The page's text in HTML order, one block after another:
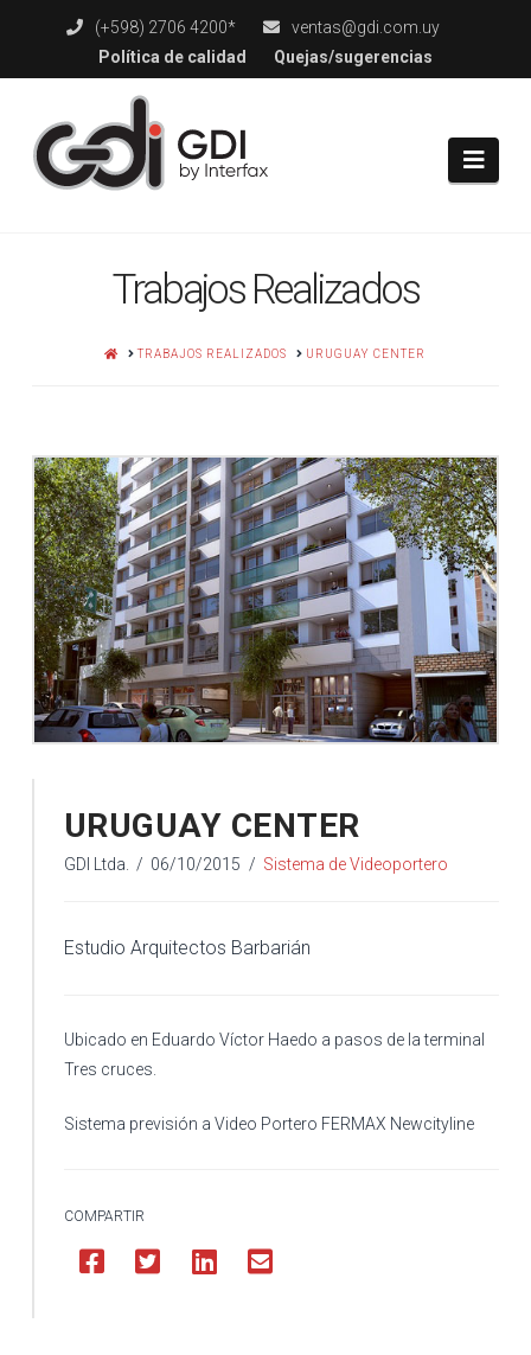
(+598) 2706 4200*
ventas@gdi.com.uy
Política de calidad
Quejas/sugerencias
Trabajos Realizados
HOME
TRABAJOS REALIZADOS URUGUAY CENTER
URUGUAY CENTER
GDI Ltda. 06/10/2015 Sistema de Videoportero
Estudio Arquitectos Barbarián
Ubicado en Eduardo Víctor Haedo a pasos de la terminal
Tres cruces.
Sistema previsión a Video Portero FERMAX Newcityline
COMPARTIR